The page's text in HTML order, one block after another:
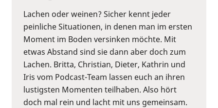
Lachen oder weinen? Sicher kennt jeder
peinliche Situationen, in denen man im ersten
Moment im Boden versinken möchte. Mit
etwas Abstand sind sie dann aber doch zum
Lachen. Britta, Christian, Dieter, Kathrin und
Iris vom Podcast-Team lassen euch an ihren
lustigsten Momenten teilhaben. Also hört
doch mal rein und lacht mit uns gemeinsam.